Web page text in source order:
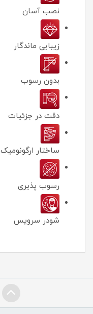
نصب آسان
زیبایی ماندگار
بدون رسوب
دقت در جزئیات
ساختار ارگونومیک
رسوب پذیری
شودر سرویس